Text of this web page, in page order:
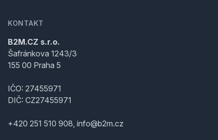
KONTAKT
B2M.CZ s.r.o.
Šafránkova 1243/3
155 00 Praha 5
IČO: 27455971
DIČ: CZ27455971
+420 251 510 908, info@b2m.cz